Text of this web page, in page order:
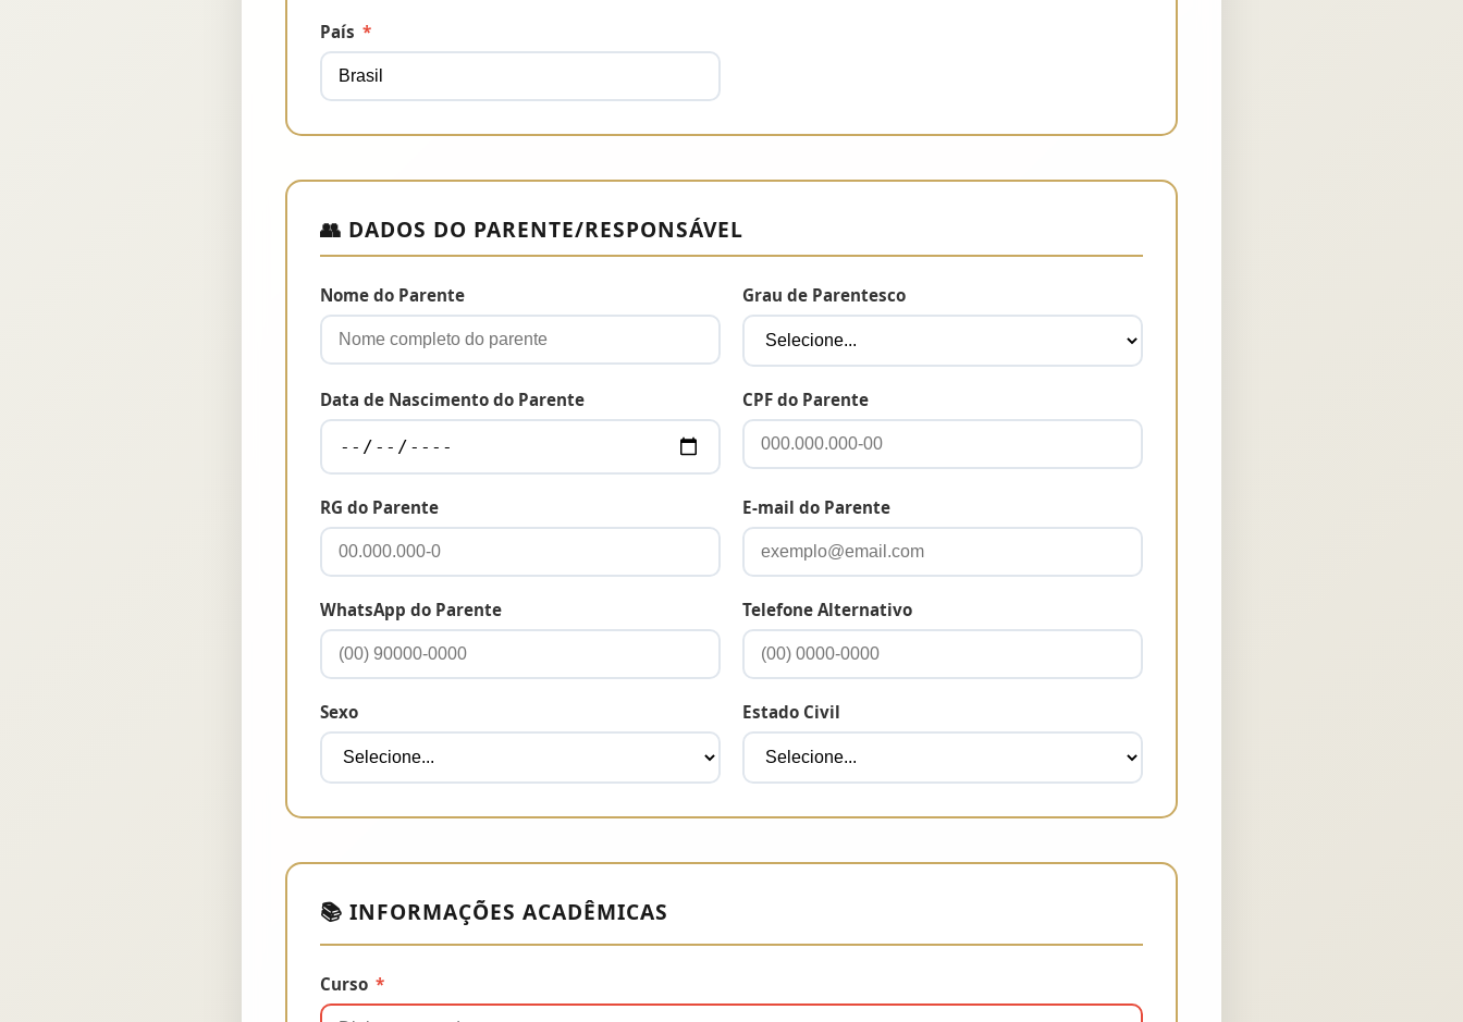
País *
👥 DADOS DO PARENTE/RESPONSÁVEL
Nome do Parente Grau de Parentesco
Data de Nascimento do Parente CPF do Parente
RG do Parente E-mail do Parente
WhatsApp do Parente Telefone Alternativo
Sexo Estado Civil
📚 INFORMAÇÕES ACADÊMICAS
Curso *